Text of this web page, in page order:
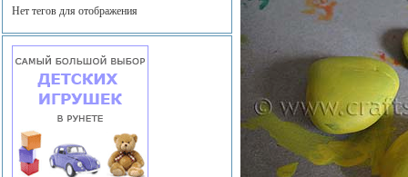
Нет тегов для отображения